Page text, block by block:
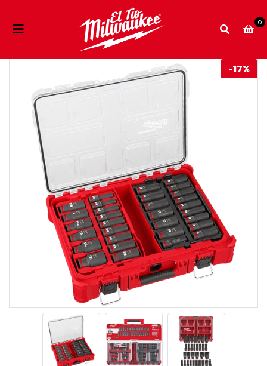
0
-17%